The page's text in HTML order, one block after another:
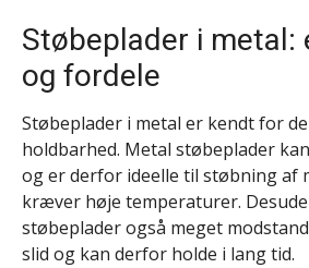
Støbeplader i metal:
og fordele
Støbeplader i metal er kendt for
holdbarhed. Metal støbeplader
og er derfor ideelle til støbning af
kræver høje temperaturer.
støbeplader også meget
slid og kan derfor holde i lang tid.